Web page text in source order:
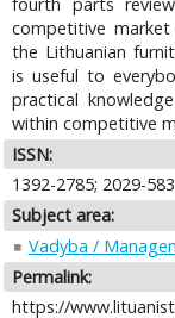
competitive
the Lithuanian
is useful to
practical
within competitive
ISSN:
1392-2785; 2029-
Subject area:
Vadyba /
Permalink:
https://